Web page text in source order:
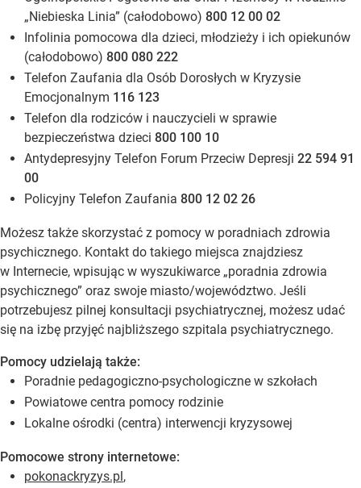
„Niebieska Linia” (całodobowo) 800 12 00 02
Infolinia pomocowa dla dzieci, młodzieży i ich opiekunów
(całodobowo) 800 080 222
Telefon Zaufania dla Osób Dorosłych w Kryzysie
Emocjonalnym 116 123
Telefon dla rodziców i nauczycieli w sprawie
bezpieczeństwa dzieci 800 100 10
Antydepresyjny Telefon Forum Przeciw Depresji 22 594 91
00
Policyjny Telefon Zaufania 800 12 02 26
Możesz także skorzystać z pomocy w poradniach zdrowia
psychicznego. Kontakt do takiego miejsca znajdziesz
w Internecie, wpisując w wyszukiwarce „poradnia zdrowia
psychicznego” oraz swoje miasto/województwo. Jeśli
potrzebujesz pilnej konsultacji psychiatrycznej, możesz udać
się na izbę przyjęć najbliższego szpitala psychiatrycznego.
Pomocy udzielają także:
Poradnie pedagogiczno-psychologiczne w szkołach
Powiatowe centra pomocy rodzinie
Lokalne ośrodki (centra) interwencji kryzysowej
Pomocowe strony internetowe:
pokonackryzys.pl,